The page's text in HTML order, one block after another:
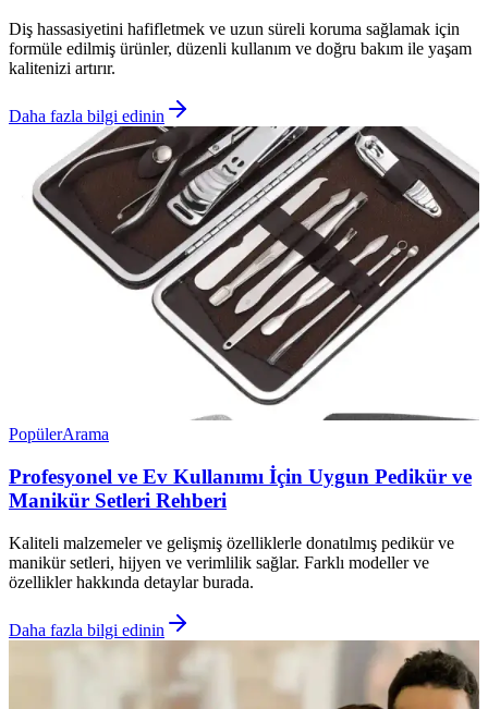
Diş hassasiyetini hafifletmek ve uzun süreli koruma sağlamak için
formüle edilmiş ürünler, düzenli kullanım ve doğru bakım ile yaşam
kalitenizi artırır.
Daha fazla bilgi edinin
PopülerArama
Profesyonel ve Ev Kullanımı İçin Uygun Pedikür ve
Manikür Setleri Rehberi
Kaliteli malzemeler ve gelişmiş özelliklerle donatılmış pedikür ve
manikür setleri, hijyen ve verimlilik sağlar. Farklı modeller ve
özellikler hakkında detaylar burada.
Daha fazla bilgi edinin